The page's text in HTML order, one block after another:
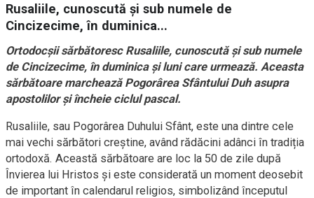
Rusaliile, cunoscută și sub numele de
Cincizecime, în duminica...
Ortodocșii sărbătoresc Rusaliile, cunoscută și sub numele
de Cincizecime, în duminica și luni care urmează. Aceasta
sărbătoare marchează Pogorârea Sfântului Duh asupra
apostolilor și încheie ciclul pascal.
Rusaliile, sau Pogorârea Duhului Sfânt, este una dintre cele
mai vechi sărbători creștine, având rădăcini adânci în tradiția
ortodoxă. Această sărbătoare are loc la 50 de zile după
Învierea lui Hristos și este considerată un moment deosebit
de important în calendarul religios, simbolizând începutul